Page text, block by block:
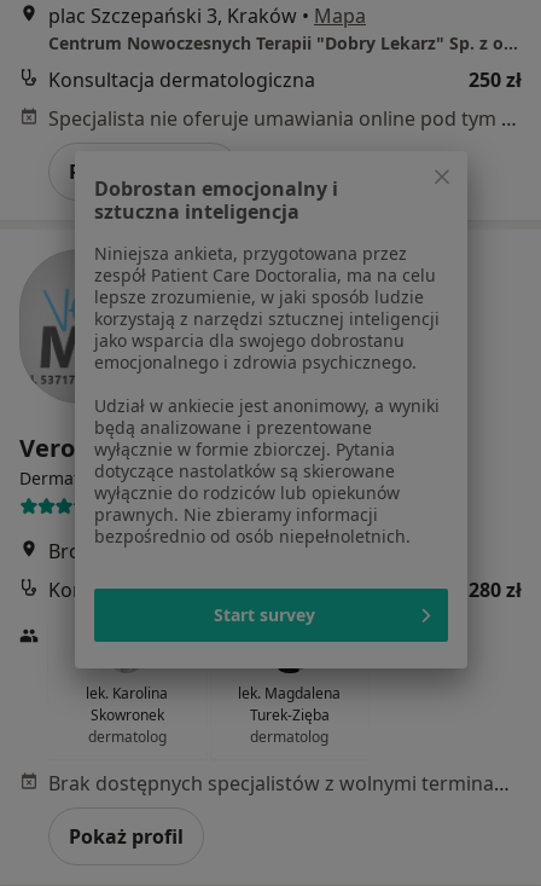
plac Szczepański 3, Kraków • Mapa
Centrum Nowoczesnych Terapii "Dobry Lekarz" Sp. z o. o.
Konsultacja dermatologiczna
250 zł
Specjalista nie oferuje umawiania online pod tym adresem.
Poproś o wizytę
VeronaMED
Dermatologia, Ginekologia, Położnictwo·Więcej
947 opinii
Bronowicka 17D, Kraków • Mapa
Konsultacja dermatologiczna
280 zł
lek. Karolina
Skowronek
dermatolog
lek. Magdalena
Turek-Zięba
dermatolog
Brak dostępnych specjalistów z wolnymi terminami w tym centrum medycznym.
Pokaż profil
Dobrostan emocjonalny i
sztuczna inteligencja
Niniejsza ankieta, przygotowana przez
zespół Patient Care Doctoralia, ma na celu
lepsze zrozumienie, w jaki sposób ludzie
korzystają z narzędzi sztucznej inteligencji
jako wsparcia dla swojego dobrostanu
emocjonalnego i zdrowia psychicznego.
Udział w ankiecie jest anonimowy, a wyniki
będą analizowane i prezentowane
wyłącznie w formie zbiorczej. Pytania
dotyczące nastolatków są skierowane
wyłącznie do rodziców lub opiekunów
prawnych. Nie zbieramy informacji
bezpośrednio od osób niepełnoletnich.
Start survey